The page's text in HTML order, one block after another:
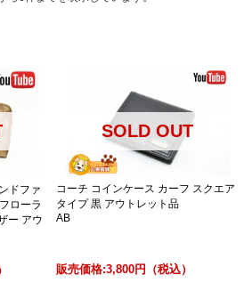
ドファ
ローラ
ー アウ
コーチ コインケース カーフ スクエア
タイプ 黒 アウトレット品
AB
販売価格:3,800円 （税込）
SOLD OUT